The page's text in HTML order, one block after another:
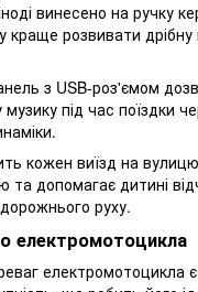
винесено на ручку
краще розвивати дрібну
з USB-роз'ємом
під час поїздки
кожен виїзд на вулицю
допомагає дитині
руху.
електромотоцикла
електромотоцикла